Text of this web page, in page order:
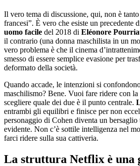
Il vero tema di discussione, qui, non è
francesi”. È vero che esiste un precedente
uomo facile del 2018 di Eléonore
il contrario (una donna maschilista in un
vero problema è che il cinema
smesso di essere semplice evasione per
deformato della società.
Quando accade, le intenzioni si
maschilismo? Bene. Vuoi fare ridere con
scegliere quale dei due è il punto centrale.
entrambi gli equilibri e finisce per non
personaggio di Cohen diventa un
evidente. Non c’è sottile intelligenza nel
farci ridere sulla sua cattiveria.
La struttura Netflix è una